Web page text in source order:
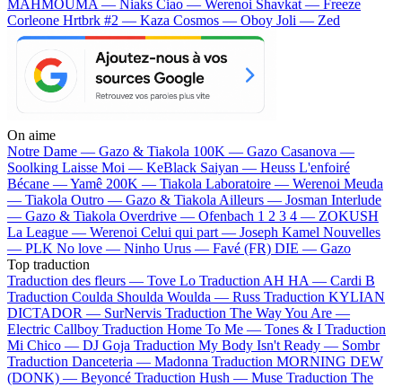
MAHMOUMA — Niaks Ciao — Werenoi Shavkat — Freeze
Corleone Hrtbrk #2 — Kaza Cosmos — Oboy Joli — Zed
On aime
Notre Dame — Gazo & Tiakola 100K — Gazo Casanova —
Soolking Laisse Moi — KeBlack Saiyan — Heuss L'enfoiré
Bécane —Yamê 200K — Tiakola Laboratoire — Werenoi Meuda
— Tiakola Outro — Gazo & Tiakola Ailleurs — Josman Interlude
— Gazo & Tiakola Overdrive — Ofenbach 1 2 3 4 — ZOKUSH
La League — Werenoi Celui qui part — Joseph Kamel Nouvelles
— PLK No love — Ninho Urus — Favé (FR) DIE — Gazo
Top traduction
Traduction des fleurs — Tove Lo Traduction AH HA — Cardi B
Traduction Coulda Shoulda Woulda — Russ Traduction KYLIAN
DICTADOR — SurNervis Traduction The Way You Are —
Electric Callboy Traduction Home To Me — Tones & I Traduction
Mi Chico — DJ Goja Traduction My Body Isn't Ready — Sombr
Traduction Danceteria — Madonna Traduction MORNING DEW
(DONK) — Beyoncé Traduction Hush — Muse Traduction The